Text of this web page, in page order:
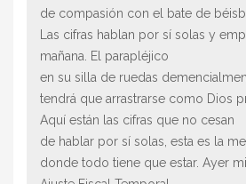
de compasión con el bate de
Las cifras hablan por sí solas y
mañana. El parapléjico
en su silla de ruedas
tendrá que arrastrarse como Dios
Aquí están las cifras que no cesan
de hablar por sí solas, esta es la
donde todo tiene que estar. Ayer